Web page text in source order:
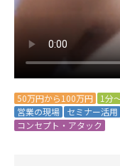
50万円から100万円 1分
営業の現場
セミナー活用
コンセプト・アタック